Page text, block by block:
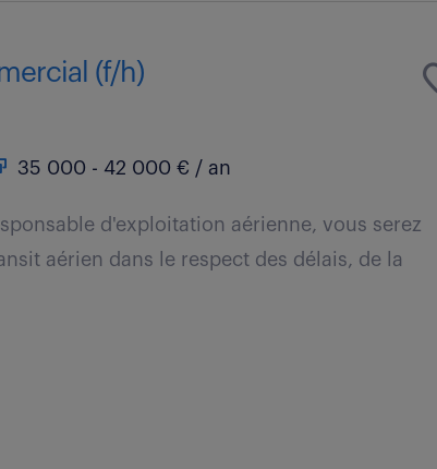
(f/h)
35 000 - 42 000 € / an
d'exploitation aérienne, vous serez
aérien dans le respect des délais, de la